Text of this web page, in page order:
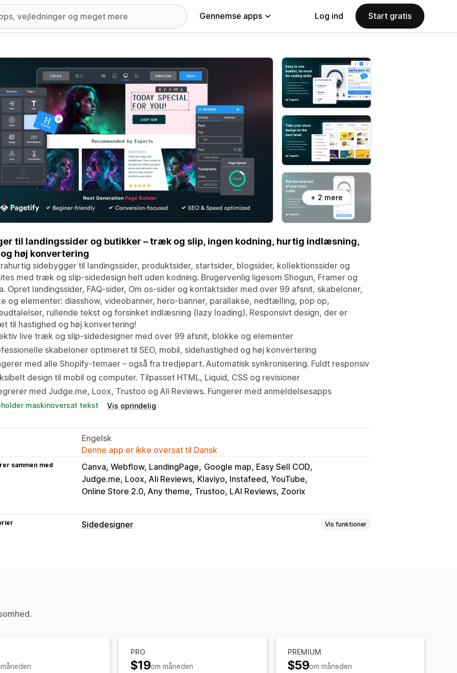
Gennemse apps Log ind Start gratis
med udvalgte billeder
+ 2 mere
til landingssider og butikker – træk og slip, ingen kodning, hurtig indlæsning,
og høj konvertering
sidebygger til landingssider, produktsider, startsider, blogsider, kollektionssider og
med træk og slip-sidedesign helt uden kodning. Brugervenlig ligesom Shogun, Framer og
Opret landingssider, FAQ-sider, Om os-sider og kontaktsider med over 99 afsnit, skabeloner,
og elementer: diasshow, videobanner, hero-banner, parallakse, nedtælling, pop op,
rullende tekst og forsinket indlæsning (lazy loading). Responsivt design, der er
til hastighed og høj konvertering!
live træk og slip-sidedesigner med over 99 afsnit, blokke og elementer
skabeloner optimeret til SEO, mobil, sidehastighed og høj konvertering
med alle Shopify-temaer – også fra tredjepart. Automatisk synkronisering. Fuldt responsiv
design til mobil og computer. Tilpasset HTML, Liquid, CSS og revisioner
med Judge.me, Loox, Trustoo og Ali Reviews. Fungerer med anmeldelsesapps
maskinoversat tekst Vis oprindelig
Engelsk
Denne app er ikke oversat til Dansk
sammen med Canva, Webflow, LandingPage Google map, Easy Sell COD
Judge.me, Loox, Ali Reviews Klaviyo, Instafeed, YouTube
Online Store 2.0, Any theme Trustoo, LAI Reviews, Zoorix
Sidedesigner Vis funktioner
Sider med kladder
Synkronisering af indhold
Tilpasset kode Kodestykker Dynamisk på mobil Doven indlæsning
PRO
$19om måneden
PREMIUM
$59om måneden